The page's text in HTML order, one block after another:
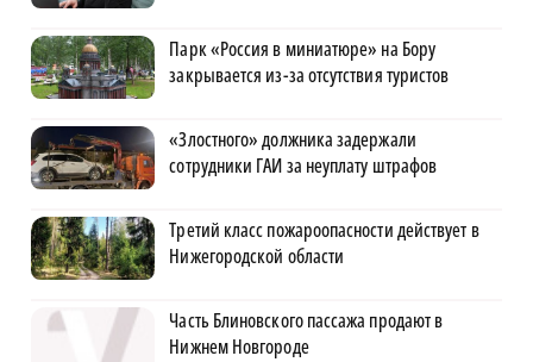
Парк «Россия в миниатюре» на Бору
закрывается из-за отсутствия туристов
«Злостного» должника задержали
сотрудники ГАИ за неуплату штрафов
Третий класс пожароопасности действует в
Нижегородской области
Часть Блиновского пассажа продают в
Нижнем Новгороде